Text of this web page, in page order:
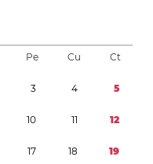
Pe Cu Ct
3 4 5
10 11 12
17 18 19